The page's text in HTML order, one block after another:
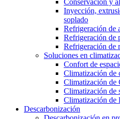
Inyección,
soplado
Refrigeración de
Refrigeración de
Refrigeración de
Soluciones en
Confort de
Climatización de
Climatización de
Climatización de
Climatización de
Descarbonización